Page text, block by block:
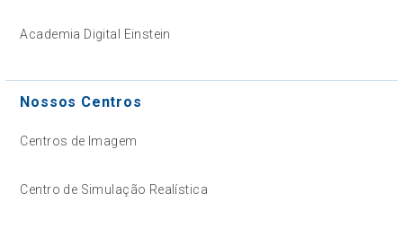
Academia Digital Einstein
Nossos Centros
Centros de Imagem
Centro de Simulação Realística